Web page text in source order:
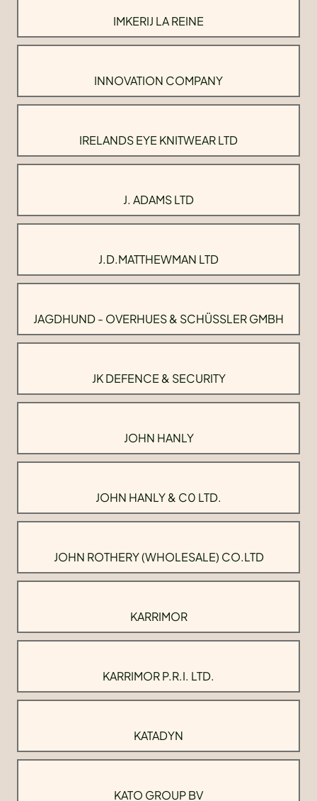
IMKERIJ LA REINE
INNOVATION COMPANY
IRELANDS EYE KNITWEAR LTD
J. ADAMS LTD
J.D.MATTHEWMAN LTD
JAGDHUND - OVERHUES & SCHÜSSLER GMBH
JK DEFENCE & SECURITY
JOHN HANLY
JOHN HANLY & C0 LTD.
JOHN ROTHERY (WHOLESALE) CO.LTD
KARRIMOR
KARRIMOR P.R.I. LTD.
KATADYN
KATO GROUP BV